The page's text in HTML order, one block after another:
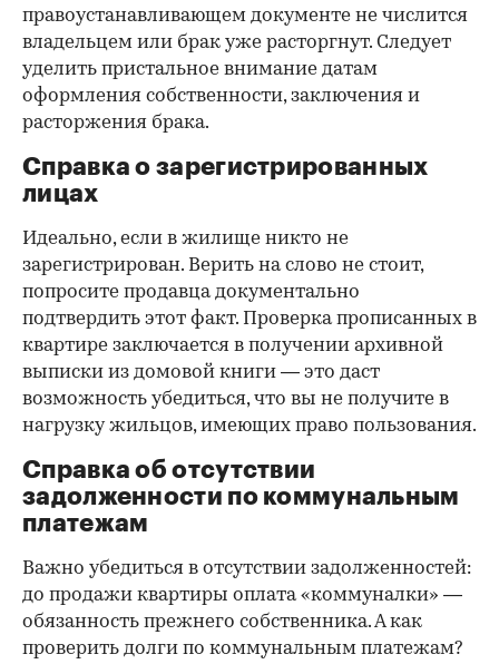
правоустанавливающем документе не числится
владельцем или брак уже расторгнут. Следует
уделить пристальное внимание датам
оформления собственности, заключения и
расторжения брака.
Справка о зарегистрированных
лицах
Идеально, если в жилище никто не
зарегистрирован. Верить на слово не стоит,
попросите продавца документально
подтвердить этот факт. Проверка прописанных в
квартире заключается в получении архивной
выписки из домовой книги — это даст
возможность убедиться, что вы не получите в
нагрузку жильцов, имеющих право пользования.
Справка об отсутствии
задолженности по коммунальным
платежам
Важно убедиться в отсутствии задолженностей:
до продажи квартиры оплата «коммуналки» —
обязанность прежнего собственника. А как
проверить долги по коммунальным платежам?